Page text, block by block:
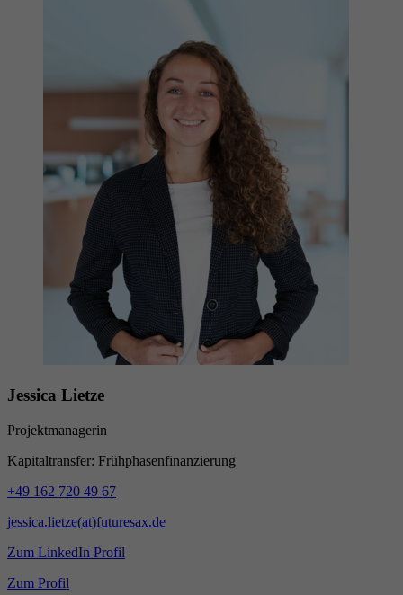
Jessica Lietze
Projektmanagerin
Kapitaltransfer: Frühphasenfinanzierung
+49 162 720 49 67
jessica.lietze(at)futuresax.de
Zum LinkedIn Profil
Zum Profil